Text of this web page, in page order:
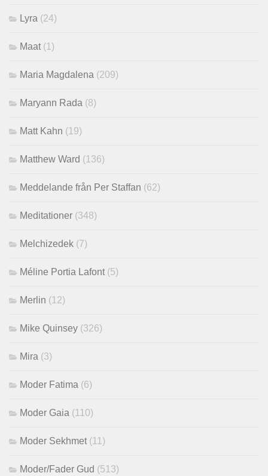
Lyra (24)
Maat (1)
Maria Magdalena (209)
Maryann Rada (8)
Matt Kahn (19)
Matthew Ward (136)
Meddelande från Per Staffan (62)
Meditationer (348)
Melchizedek (7)
Méline Portia Lafont (5)
Merlin (12)
Mike Quinsey (326)
Mira (3)
Moder Fatima (6)
Moder Gaia (110)
Moder Sekhmet (11)
Moder/Fader Gud (513)